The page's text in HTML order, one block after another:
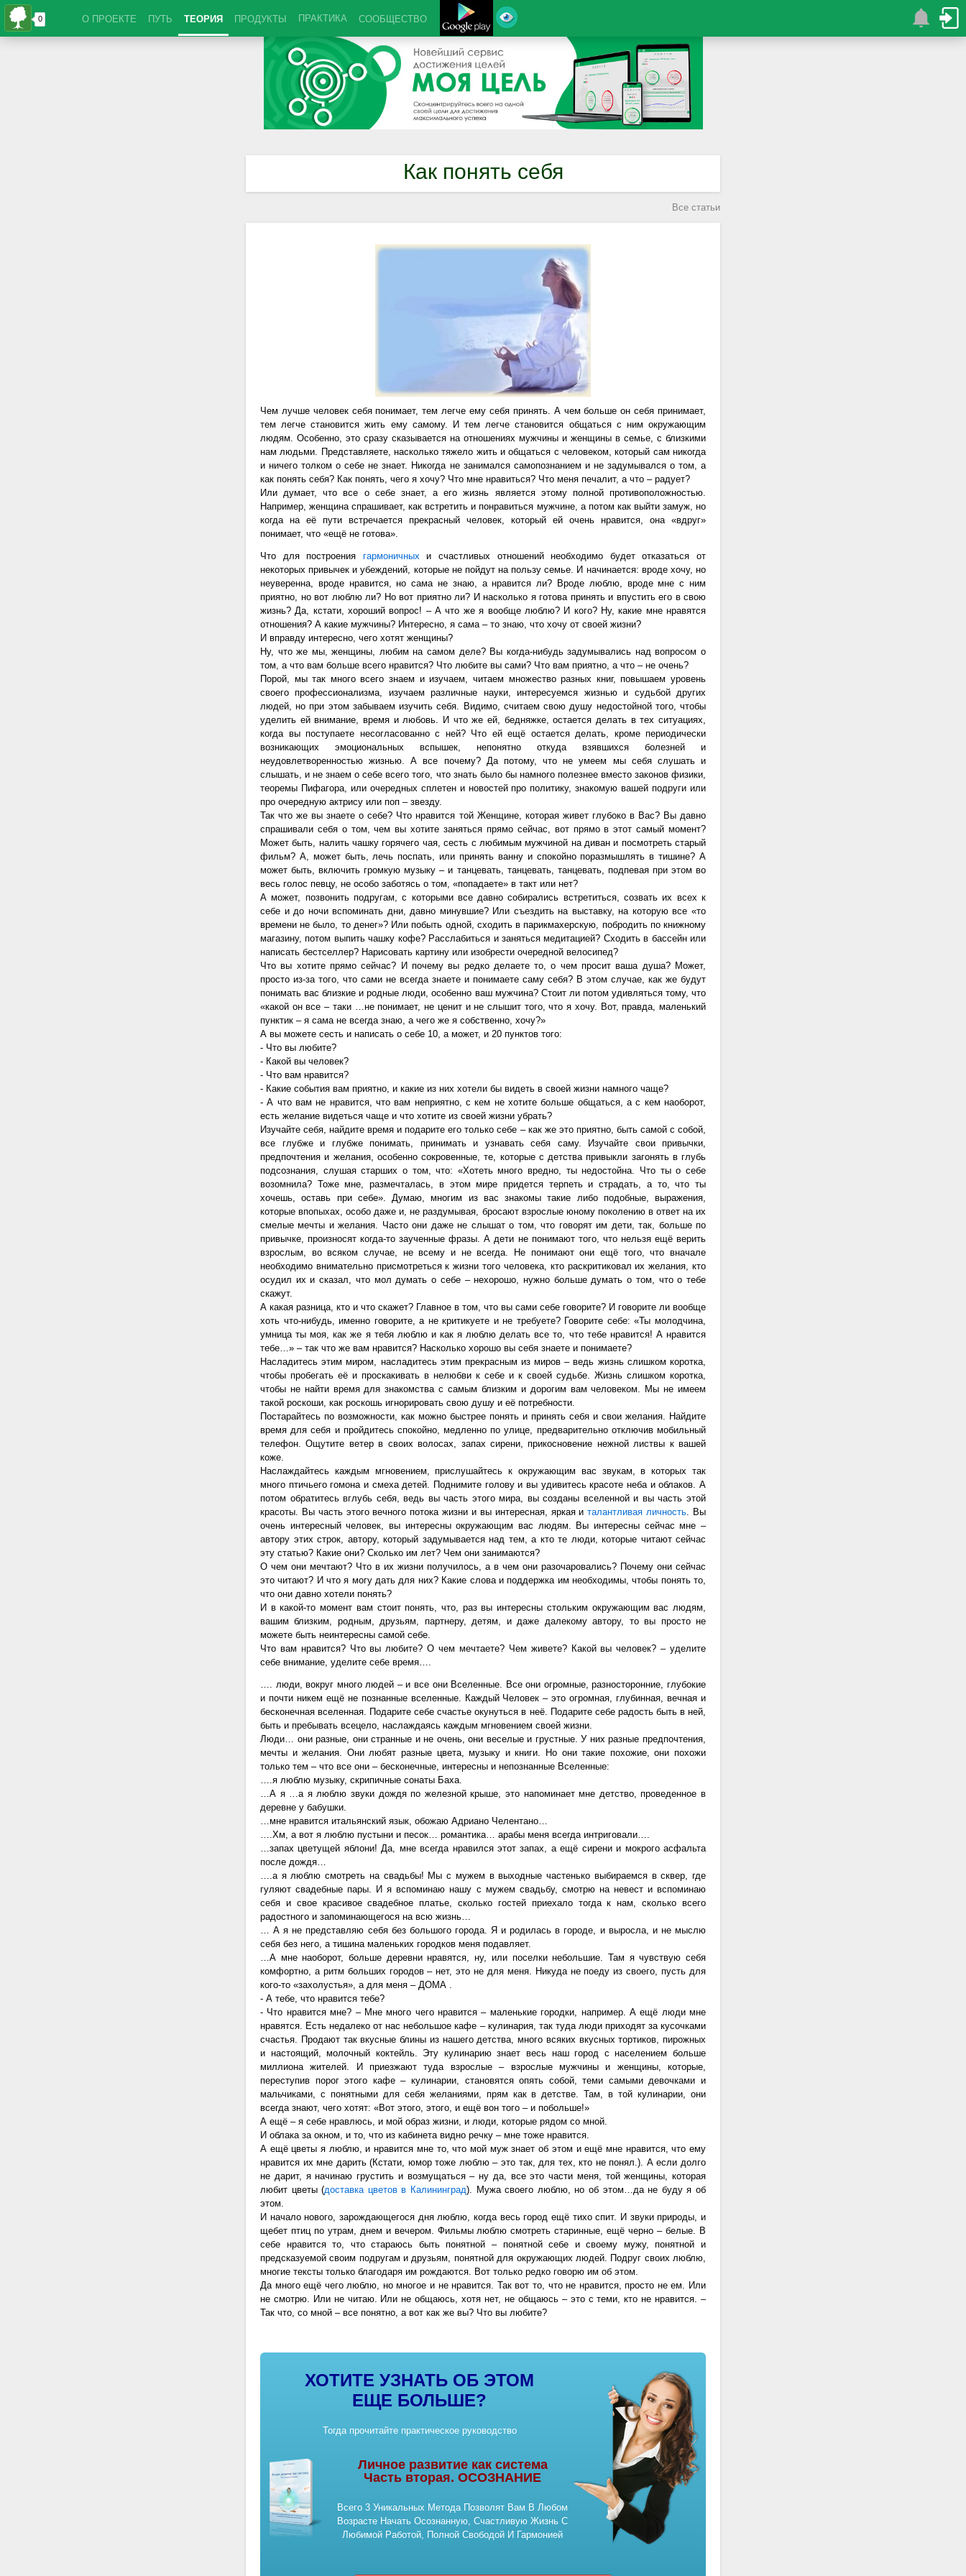
О ПРОЕКТЕ ПУТЬ ТЕОРИЯ ПРОДУКТЫ ПРАКТИКА СООБЩЕСТВО
Как понять себя
Все статьи
Чем лучше человек себя понимает, тем легче ему себя принять. А чем больше он себя принимает,
тем легче становится жить ему самому. И тем легче становится общаться с ним окружающим
людям. Особенно, это сразу сказывается на отношениях мужчины и женщины в семье, с близкими
нам людьми. Представляете, насколько тяжело жить и общаться с человеком, который сам никогда
и ничего толком о себе не знает. Никогда не занимался самопознанием и не задумывался о том, а
как понять себя? Как понять, чего я хочу? Что мне нравиться? Что меня печалит, а что – радует?
Или думает, что все о себе знает, а его жизнь является этому полной противоположностью.
Например, женщина спрашивает, как встретить и понравиться мужчине, а потом как выйти замуж, но
когда на её пути встречается прекрасный человек, который ей очень нравится, она «вдруг»
понимает, что «ещё не готова».
Что для построения гармоничныхи счастливых отношений необходимо будет отказаться от
некоторых привычек и убеждений, которые не пойдут на пользу семье. И начинается: вроде хочу, но
неуверенна, вроде нравится, но сама не знаю, а нравится ли? Вроде люблю, вроде мне с ним
приятно, но вот люблю ли? Но вот приятно ли? И насколько я готова принять и впустить его в свою
жизнь? Да, кстати, хороший вопрос! – А что же я вообще люблю? И кого? Ну, какие мне нравятся
отношения? А какие мужчины? Интересно, я сама – то знаю, что хочу от своей жизни?
И вправду интересно, чего хотят женщины?
Ну, что же мы, женщины, любим на самом деле? Вы когда-нибудь задумывались над вопросом о
том, а что вам больше всего нравится? Что любите вы сами? Что вам приятно, а что – не очень?
Порой, мы так много всего знаем и изучаем, читаем множество разных книг, повышаем уровень
своего профессионализма, изучаем различные науки, интересуемся жизнью и судьбой других
людей, но при этом забываем изучить себя. Видимо, считаем свою душу недостойной того, чтобы
уделить ей внимание, время и любовь. И что же ей, бедняжке, остается делать в тех ситуациях,
когда вы поступаете несогласованно с ней? Что ей ещё остается делать, кроме периодически
возникающих эмоциональных вспышек, непонятно откуда взявшихся болезней и
неудовлетворенностью жизнью. А все почему? Да потому, что не умеем мы себя слушать и
слышать, и не знаем о себе всего того, что знать было бы намного полезнее вместо законов физики,
теоремы Пифагора, или очередных сплетен и новостей про политику, знакомую вашей подруги или
про очередную актрису или поп – звезду.
Так что же вы знаете о себе? Что нравится той Женщине, которая живет глубоко в Вас? Вы давно
спрашивали себя о том, чем вы хотите заняться прямо сейчас, вот прямо в этот самый момент?
Может быть, налить чашку горячего чая, сесть с любимым мужчиной на диван и посмотреть старый
фильм? А, может быть, лечь поспать, или принять ванну и спокойно поразмышлять в тишине? А
может быть, включить громкую музыку – и танцевать, танцевать, танцевать, подпевая при этом во
весь голос певцу, не особо заботясь о том, «попадаете» в такт или нет?
А может, позвонить подругам, с которыми все давно собирались встретиться, созвать их всех к
себе и до ночи вспоминать дни, давно минувшие? Или съездить на выставку, на которую все «то
времени не было, то денег»? Или побыть одной, сходить в парикмахерскую, побродить по книжному
магазину, потом выпить чашку кофе? Расслабиться и заняться медитацией? Сходить в бассейн или
написать бестселлер? Нарисовать картину или изобрести очередной велосипед?
Что вы хотите прямо сейчас? И почему вы редко делаете то, о чем просит ваша душа? Может,
просто из-за того, что сами не всегда знаете и понимаете саму себя? В этом случае, как же будут
понимать вас близкие и родные люди, особенно ваш мужчина? Стоит ли потом удивляться тому, что
«какой он все – таки …не понимает, не ценит и не слышит того, что я хочу. Вот, правда, маленький
пунктик – я сама не всегда знаю, а чего же я собственно, хочу?»
А вы можете сесть и написать о себе 10, а может, и 20 пунктов того:
- Что вы любите?
- Какой вы человек?
- Что вам нравится?
- Какие события вам приятно, и какие из них хотели бы видеть в своей жизни намного чаще?
- А что вам не нравится, что вам неприятно, с кем не хотите больше общаться, а с кем наоборот,
есть желание видеться чаще и что хотите из своей жизни убрать?
Изучайте себя, найдите время и подарите его только себе – как же это приятно, быть самой с собой,
все глубже и глубже понимать, принимать и узнавать себя саму. Изучайте свои привычки,
предпочтения и желания, особенно сокровенные, те, которые с детства привыкли загонять в глубь
подсознания, слушая старших о том, что: «Хотеть много вредно, ты недостойна. Что ты о себе
возомнила? Тоже мне, размечталась, в этом мире придется терпеть и страдать, а то, что ты
хочешь, оставь при себе». Думаю, многим из вас знакомы такие либо подобные, выражения,
которые впопыхах, особо даже и, не раздумывая, бросают взрослые юному поколению в ответ на их
смелые мечты и желания. Часто они даже не слышат о том, что говорят им дети, так, больше по
привычке, произносят когда-то заученные фразы. А дети не понимают того, что нельзя ещё верить
взрослым, во всяком случае, не всему и не всегда. Не понимают они ещё того, что вначале
необходимо внимательно присмотреться к жизни того человека, кто раскритиковал их желания, кто
осудил их и сказал, что мол думать о себе – нехорошо, нужно больше думать о том, что о тебе
скажут.
А какая разница, кто и что скажет? Главное в том, что вы сами себе говорите? И говорите ли вообще
хоть что-нибудь, именно говорите, а не критикуете и не требуете? Говорите себе: «Ты молодчина,
умница ты моя, как же я тебя люблю и как я люблю делать все то, что тебе нравится! А нравится
тебе…» – так что же вам нравится? Насколько хорошо вы себя знаете и понимаете?
Насладитесь этим миром, насладитесь этим прекрасным из миров – ведь жизнь слишком коротка,
чтобы пробегать её и проскакивать в нелюбви к себе и к своей судьбе. Жизнь слишком коротка,
чтобы не найти время для знакомства с самым близким и дорогим вам человеком. Мы не имеем
такой роскоши, как роскошь игнорировать свою душу и её потребности.
Постарайтесь по возможности, как можно быстрее понять и принять себя и свои желания. Найдите
время для себя и пройдитесь спокойно, медленно по улице, предварительно отключив мобильный
телефон. Ощутите ветер в своих волосах, запах сирени, прикосновение нежной листвы к вашей
коже.
Наслаждайтесь каждым мгновением, прислушайтесь к окружающим вас звукам, в которых так
много птичьего гомона и смеха детей. Поднимите голову и вы удивитесь красоте неба и облаков. А
потом обратитесь вглубь себя, ведь вы часть этого мира, вы созданы вселенной и вы часть этой
красоты. Вы часть этого вечного потока жизни и вы интересная, яркая италантливая личность. Вы
очень интересный человек, вы интересны окружающим вас людям. Вы интересны сейчас мне –
автору этих строк, автору, который задумывается над тем, а кто те люди, которые читают сейчас
эту статью? Какие они? Сколько им лет? Чем они занимаются?
О чем они мечтают? Что в их жизни получилось, а в чем они разочаровались? Почему они сейчас
это читают? И что я могу дать для них? Какие слова и поддержка им необходимы, чтобы понять то,
что они давно хотели понять?
И в какой-то момент вам стоит понять, что, раз вы интересны стольким окружающим вас людям,
вашим близким, родным, друзьям, партнеру, детям, и даже далекому автору, то вы просто не
можете быть неинтересны самой себе.
Что вам нравится? Что вы любите? О чем мечтаете? Чем живете? Какой вы человек? – уделите
себе внимание, уделите себе время….
…. люди, вокруг много людей – и все они Вселенные. Все они огромные, разносторонние, глубокие
и почти никем ещё не познанные вселенные. Каждый Человек – это огромная, глубинная, вечная и
бесконечная вселенная. Подарите себе счастье окунуться в неё. Подарите себе радость быть в ней,
быть и пребывать всецело, наслаждаясь каждым мгновением своей жизни.
Люди… они разные, они странные и не очень, они веселые и грустные. У них разные предпочтения,
мечты и желания. Они любят разные цвета, музыку и книги. Но они такие похожие, они похожи
только тем – что все они – бесконечные, интересны и непознанные Вселенные:
….я люблю музыку, скрипичные сонаты Баха.
…А я …а я люблю звуки дождя по железной крыше, это напоминает мне детство, проведенное в
деревне у бабушки.
…мне нравится итальянский язык, обожаю Адриано Челентано…
….Хм, а вот я люблю пустыни и песок… романтика… арабы меня всегда интриговали….
…запах цветущей яблони! Да, мне всегда нравился этот запах, а ещё сирени и мокрого асфальта
после дождя…
….а я люблю смотреть на свадьбы! Мы с мужем в выходные частенько выбираемся в сквер, где
гуляют свадебные пары. И я вспоминаю нашу с мужем свадьбу, смотрю на невест и вспоминаю
себя и свое красивое свадебное платье, сколько гостей приехало тогда к нам, сколько всего
радостного и запоминающегося на всю жизнь…
… А я не представляю себя без большого города. Я и родилась в городе, и выросла, и не мыслю
себя без него, а тишина маленьких городков меня подавляет.
…А мне наоборот, больше деревни нравятся, ну, или поселки небольшие. Там я чувствую себя
комфортно, а ритм больших городов – нет, это не для меня. Никуда не поеду из своего, пусть для
кого-то «захолустья», а для меня – ДОМА .
- А тебе, что нравится тебе?
- Что нравится мне? – Мне много чего нравится – маленькие городки, например. А ещё люди мне
нравятся. Есть недалеко от нас небольшое кафе – кулинария, так туда люди приходят за кусочками
счастья. Продают так вкусные блины из нашего детства, много всяких вкусных тортиков, пирожных
и настоящий, молочный коктейль. Эту кулинарию знает весь наш город с населением больше
миллиона жителей. И приезжают туда взрослые – взрослые мужчины и женщины, которые,
переступив порог этого кафе – кулинарии, становятся опять собой, теми самыми девочками и
мальчиками, с понятными для себя желаниями, прям как в детстве. Там, в той кулинарии, они
всегда знают, чего хотят: «Вот этого, этого, и ещё вон того – и побольше!»
А ещё – я себе нравлюсь, и мой образ жизни, и люди, которые рядом со мной.
И облака за окном, и то, что из кабинета видно речку – мне тоже нравится.
А ещё цветы я люблю, и нравится мне то, что мой муж знает об этом и ещё мне нравится, что ему
нравится их мне дарить (Кстати, юмор тоже люблю – это так, для тех, кто не понял.). А если долго
не дарит, я начинаю грустить и возмущаться – ну да, все это части меня, той женщины, которая
любит цветы (доставка цветов в Калининград). Мужа своего люблю, но об этом…да не буду я об
этом.
И начало нового, зарождающегося дня люблю, когда весь город ещё тихо спит. И звуки природы, и
щебет птиц по утрам, днем и вечером. Фильмы люблю смотреть старинные, ещё черно – белые. В
себе нравится то, что стараюсь быть понятной – понятной себе и своему мужу, понятной и
предсказуемой своим подругам и друзьям, понятной для окружающих людей. Подруг своих люблю,
многие тексты только благодаря им рождаются. Вот только редко говорю им об этом.
Да много ещё чего люблю, но многое и не нравится. Так вот то, что не нравится, просто не ем. Или
не смотрю. Или не читаю. Или не общаюсь, хотя нет, не общаюсь – это с теми, кто не нравится. –
Так что, со мной – все понятно, а вот как же вы? Что вы любите?
ХОТИТЕ УЗНАТЬ ОБ ЭТОМ
ЕЩЕ БОЛЬШЕ?
Тогда прочитайте практическое руководство
Личное развитие как система
Часть вторая. ОСОЗНАНИЕ
Всего 3 Уникальных Метода Позволят Вам В Любом
Возрасте Начать Осознанную, Счастливую Жизнь С
Любимой Работой, Полной Свободой И Гармонией